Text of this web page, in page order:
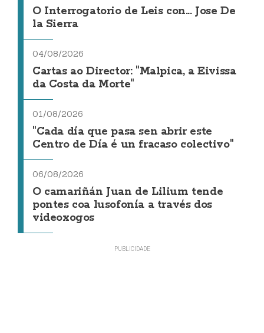
O Interrogatorio de Leis con... Jose De
la Sierra
04/08/2026
Cartas ao Director: "Malpica, a Eivissa
da Costa da Morte"
01/08/2026
"Cada día que pasa sen abrir este
Centro de Día é un fracaso colectivo"
06/08/2026
O camariñán Juan de Lilium tende
pontes coa lusofonía a través dos
videoxogos